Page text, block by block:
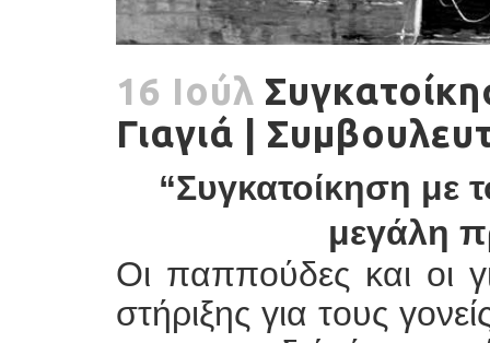
16 Ιούλ
Γιαγιά |
“Συγκατοίκηση με
μεγάλη
Οι παππούδες και οι
στήριξης για τους